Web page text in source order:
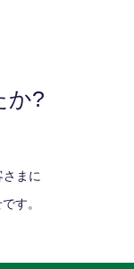
か?
まに
す。